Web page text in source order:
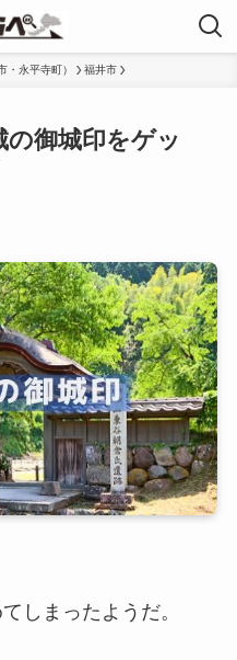
・永平寺町） 福井市
の御城印をゲッ
しまったようだ。